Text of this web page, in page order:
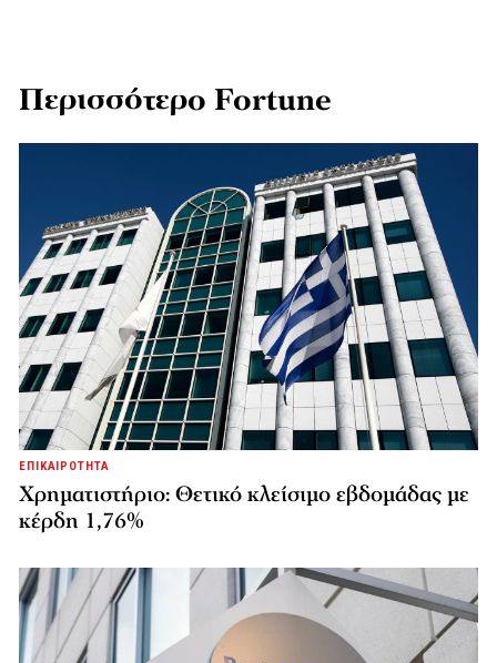
Περισσότερο Fortune
ΕΠΙΚΑΙΡΟΤΗΤΑ
Χρηματιστήριο: Θετικό κλείσιμο εβδομάδας με
κέρδη 1,76%